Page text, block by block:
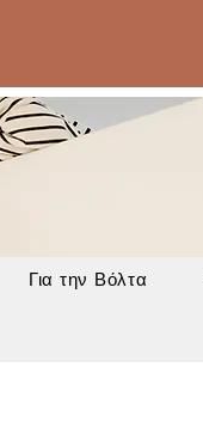
Για την Βόλτα